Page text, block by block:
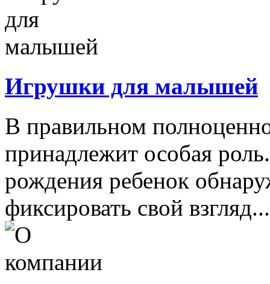
Игрушки для малышей
В правильном
принадлежит особая
рождения ребенок
фиксировать свой взгляд...